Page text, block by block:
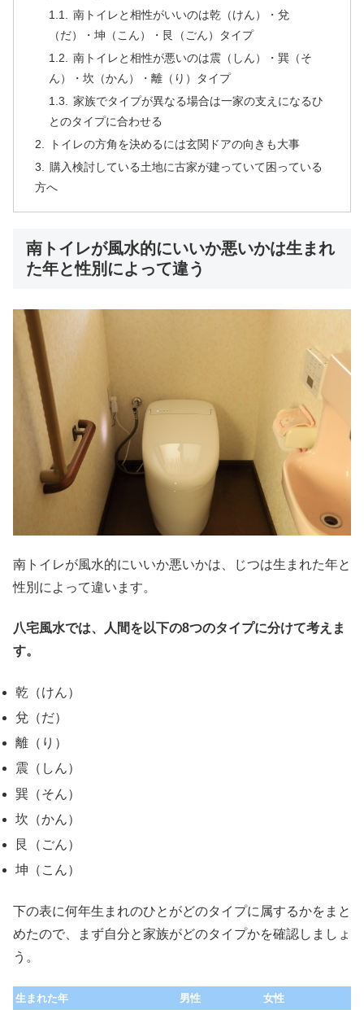
南トイレと相性がいいのは乾（けん）・兌
（だ）・坤（こん）・艮（ごん）タイプ
南トイレと相性が悪いのは震（しん）・巽（そ
ん）・坎（かん）・離（り）タイプ
家族でタイプが異なる場合は一家の支えになるひ
とのタイプに合わせる
トイレの方角を決めるには玄関ドアの向きも大事
購入検討している土地に古家が建っていて困っている
方へ
南トイレが風水的にいいか悪いかは生まれ
た年と性別によって違う
南トイレが風水的にいいか悪いかは、じつは生まれた年と
性別によって違います。
八宅風水では、人間を以下の8つのタイプに分けて考えま
す。
乾（けん）
兌（だ）
離（り）
震（しん）
巽（そん）
坎（かん）
艮（ごん）
坤（こん）
下の表に何年生まれのひとがどのタイプに属するかをまと
めたので、まず自分と家族がどのタイプかを確認しましょ
う。
生まれた年 男性
女性